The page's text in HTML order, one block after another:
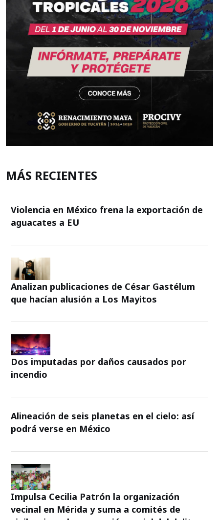
MÁS RECIENTES
Violencia en México frena la exportación de
aguacates a EU
Analizan publicaciones de César Gastélum
que hacían alusión a Los Mayitos
Dos imputadas por daños causados por
incendio
Alineación de seis planetas en el cielo: así
podrá verse en México
Impulsa Cecilia Patrón la organización
vecinal en Mérida y suma a comités de